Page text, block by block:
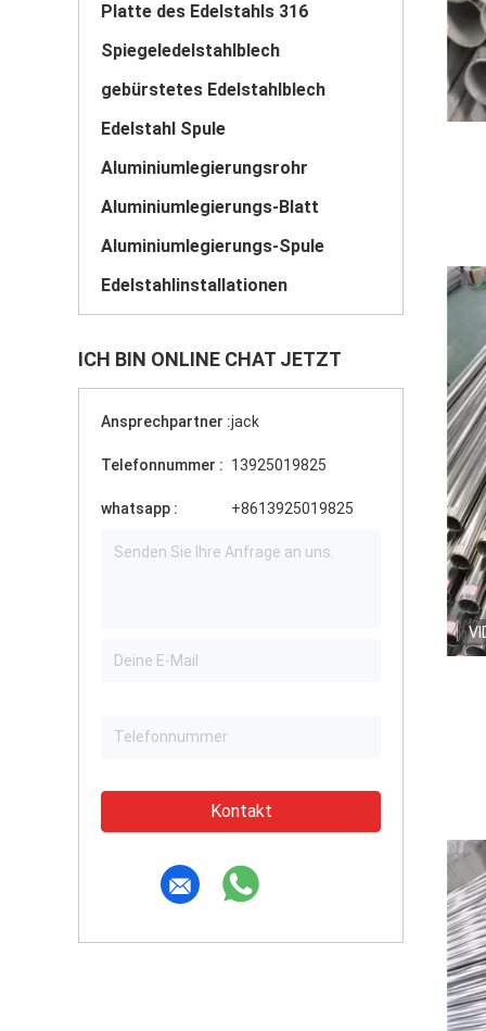
Platte des Edelstahls 316
Spiegeledelstahlblech
gebürstetes Edelstahlblech
Edelstahl Spule
Aluminiumlegierungsrohr
Aluminiumlegierungs-Blatt
Aluminiumlegierungs-Spule
Edelstahlinstallationen
ICH BIN ONLINE CHAT JETZT
Ansprechpartner :jack
Telefonnummer : 13925019825
whatsapp : +8613925019825
Kontakt